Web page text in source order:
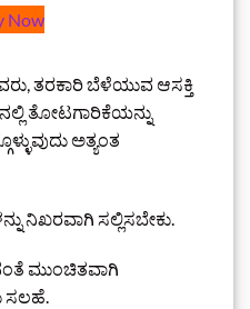
Now
ತರಕಾರಿ ಬೆಳೆಯುವ ಆಸಕ್ತಿ
ತೋಟಗಾರಿಕೆಯನ್ನು
ಅತ್ಯಂತ
ನಿಖರವಾಗಿ ಸಲ್ಲಿಸಬೇಕು.
ಮುಂಚಿತವಾಗಿ
ಸಲಹೆ.